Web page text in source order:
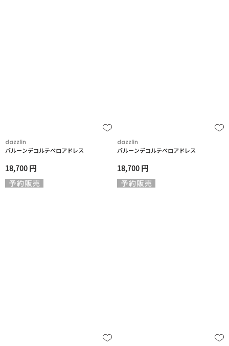
dazzlin
バルーンデコルテベロアドレス
18,700 円
dazzlin
バルーンデコルテベロアドレス
18,700 円